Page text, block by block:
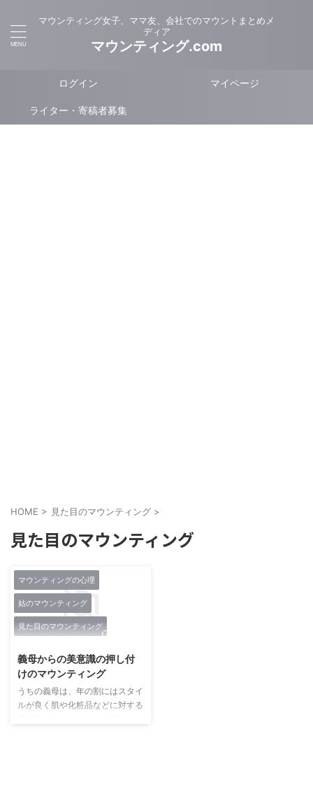
マウンティング女子、ママ友、会社でのマウントまとめメ
ディア
マウンティング.com
ログイン マイページ
ライター・寄稿者募集
HOME > 見た目のマウンティング >
見た目のマウンティング
マウンティングの心理
姑のマウンティング
見た目のマウンティング
義母からの美意識の押し付
けのマウンティング
うちの義母は、年の割にはスタイ
ルが良く肌や化粧品などに対する